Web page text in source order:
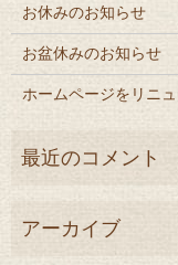
お休みのお知らせ
お盆休みのお知らせ
ホームページをリニュ